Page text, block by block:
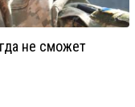
не сможет